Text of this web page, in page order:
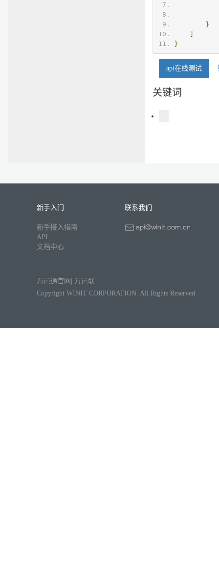
}
]
}
api在线测试
关键词
新手入门
新手接入指南
API
文档中心
联系我们
万邑通官网
万邑联
Copyright WINIT CORPORATION. All Rights Reserved